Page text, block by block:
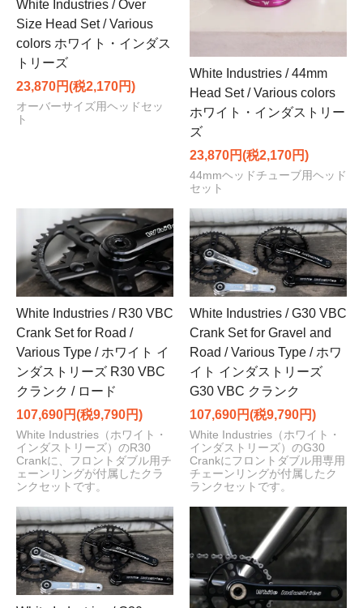
White Industries / Over
Size Head Set / Various
colors ホワイト・インダス
トリーズ
23,870円(税2,170円)
オーバーサイズ用ヘッドセッ
ト
White Industries / 44mm
Head Set / Various colors
ホワイト・インダストリー
ズ
23,870円(税2,170円)
44mmヘッドチューブ用ヘッド
セット
White Industries / R30 VBC
Crank Set for Road /
Various Type / ホワイト イ
ンダストリーズ R30 VBC
クランク / ロード
107,690円(税9,790円)
White Industries（ホワイト・
インダストリーズ）のR30
Crankに、フロントダブル用チ
ェーンリングが付属したクラ
ンクセットです。
White Industries / G30 VBC
Crank Set for Gravel and
Road / Various Type / ホワ
イト インダストリーズ
G30 VBC クランク
107,690円(税9,790円)
White Industries（ホワイト・
インダストリーズ）のG30
Crankにフロントダブル用専用
チェーンリングが付属したク
ランクセットです。